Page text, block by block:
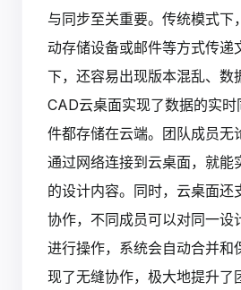
与同步至关重要。传统模式下
动存储设备或邮件等方式传递
下，还容易出现版本混乱、数
CAD云桌面实现了数据的实
件都存储在云端。团队成员无
通过网络连接到云桌面，就能
的设计内容。同时，云桌面还
协作，不同成员可以对同一设
进行操作，系统会自动合并和
现了无缝协作，极大地提升了